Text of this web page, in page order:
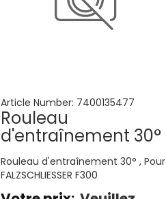
Article Number: 7400135477
Rouleau
d'entraînement 30°
Rouleau d'entraînement 30° , Pour
FALZSCHLIESSER F300